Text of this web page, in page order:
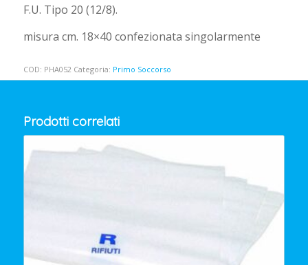
F.U. Tipo 20 (12/8).
misura cm. 18×40 confezionata singolarmente
COD: PHA052 Categoria: Primo Soccorso
Prodotti correlati